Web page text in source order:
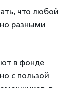
что любой
разными
в фонде
с пользой